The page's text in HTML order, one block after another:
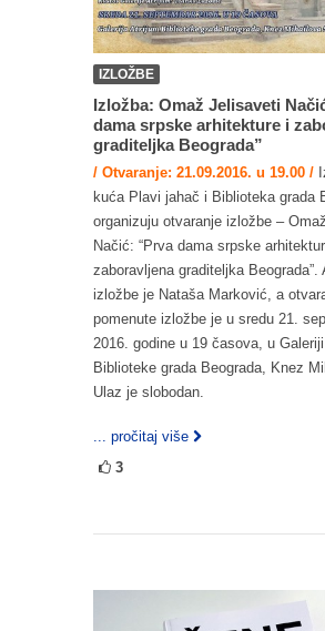
IZLOŽBE
Izložba: Omaž Jelisaveti
dama srpske arhitekture i
graditeljka Beograda”
/ Otvaranje: 21.09.2016. u 19.00 /
kuća Plavi jahač i Biblioteka grada
organizuju otvaranje izložbe –
Načić: “Prva dama srpske
zaboravljena graditeljka Beograda”.
izložbe je Nataša Marković, a
pomenute izložbe je u sredu 21.
2016. godine u 19 časova, u
Biblioteke grada Beograda, Knez
Ulaz je slobodan.
... pročitaj više
3